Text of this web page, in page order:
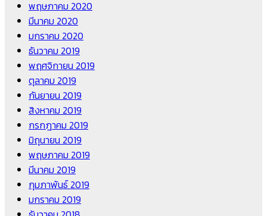
พฤษภาคม 2020
มีนาคม 2020
มกราคม 2020
ธันวาคม 2019
พฤศจิกายน 2019
ตุลาคม 2019
กันยายน 2019
สิงหาคม 2019
กรกฎาคม 2019
มิถุนายน 2019
พฤษภาคม 2019
มีนาคม 2019
กุมภาพันธ์ 2019
มกราคม 2019